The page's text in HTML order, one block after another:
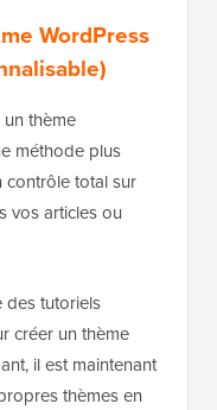
WordPress
thème
méthode plus
contrôle total sur
vos articles ou
des tutoriels
créer un thème
il est maintenant
thèmes en